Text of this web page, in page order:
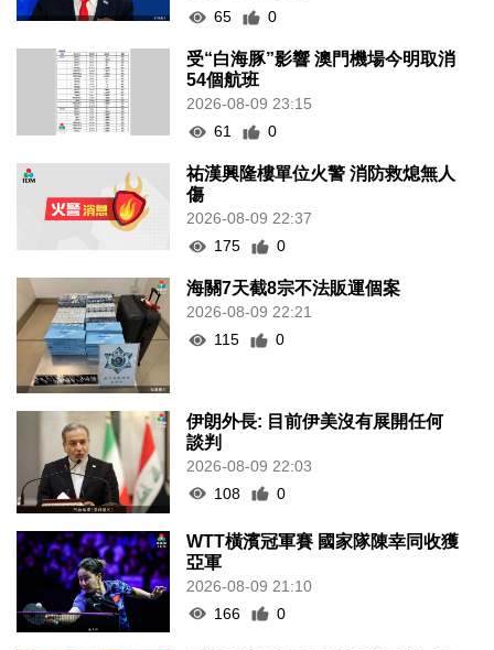
65
0
受“白海豚”影響 澳門機場今明取消
54個航班
2026-08-09 23:15
61
0
祐漢興隆樓單位火警 消防救熄無人
傷
2026-08-09 22:37
175
0
海關7天截8宗不法販運個案
2026-08-09 22:21
115
0
伊朗外長: 目前伊美沒有展開任何
談判
2026-08-09 22:03
108
0
WTT橫濱冠軍賽 國家隊陳幸同收獲
亞軍
2026-08-09 21:10
166
0